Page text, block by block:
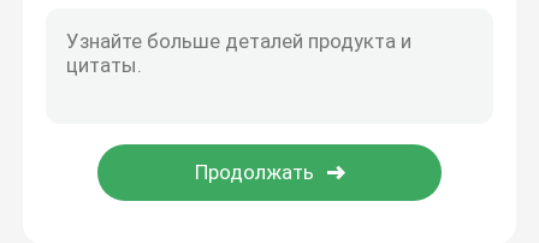
небольшая батарея lipo
блок батарей 48V LiFePO4